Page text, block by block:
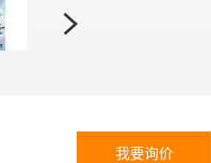
我要询价